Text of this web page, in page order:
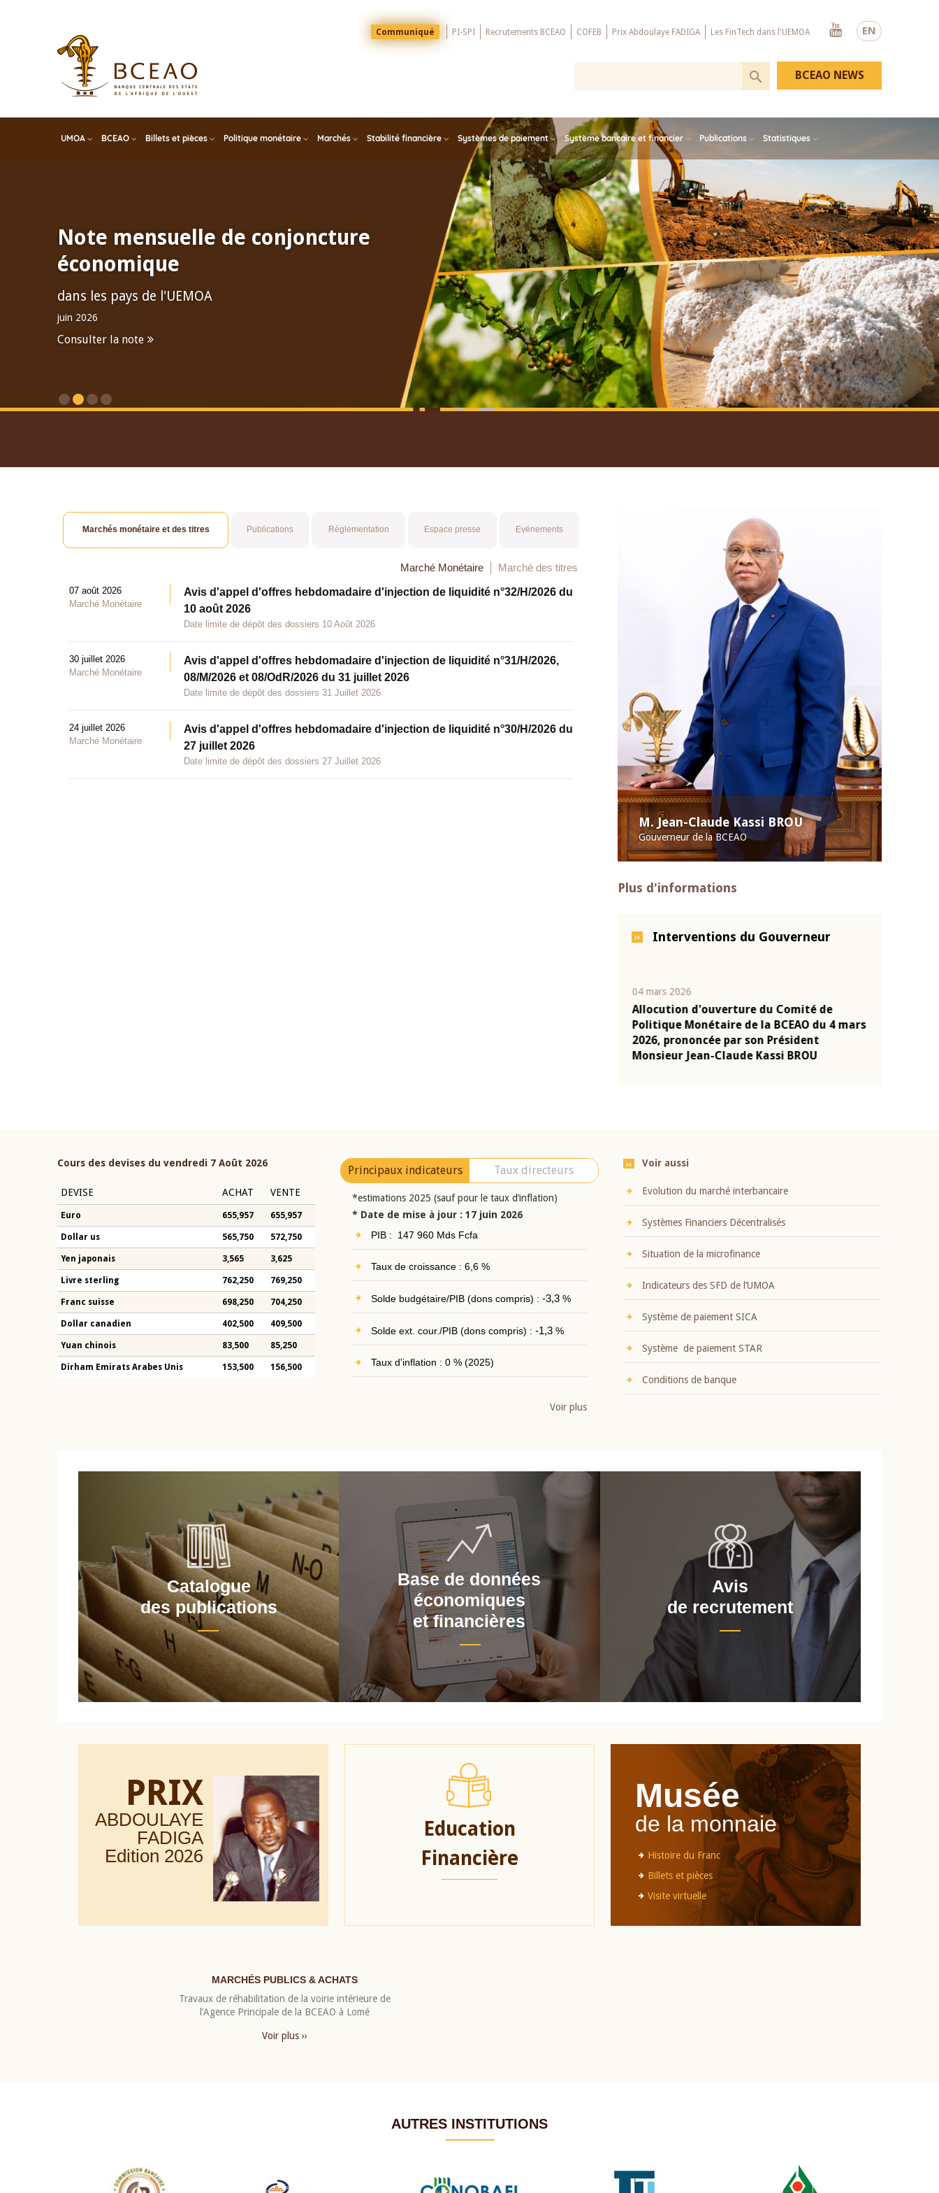
EN
Menu
Top
Communiqué PI-SPI Recrutements BCEAO COFEB Prix Abdoulaye FADIGA Les FinTech dans l'UEMOA
Youtube
UMOA BCEAO Billets et pièces Politique monétaire Marchés Stabilité financière Systèmes de paiement Système bancaire et financier Publications Statistiques
BCEAO NEWS
Note mensuelle de conjoncture
économique
dans les pays de l'UEMOA
juin 2026
Consulter la note
M. Jean-Claude Kassi BROU
Gouverneur de la BCEAO
Plus d'informations
Interventions du Gouverneur
04 mars 2026
Allocution d'ouverture du Comité de
Politique Monétaire de la BCEAO du 4 mars
2026, prononcée par son Président
Monsieur Jean-Claude Kassi BROU
Marchés monétaire et des titres Publications Réglementation Espace presse Evénements
Marché Monétaire Marché des titres
07 août 2026
Marché Monétaire
Avis d'appel d'offres hebdomadaire d'injection de liquidité n°32/H/2026 du
10 août 2026
Date limite de dépôt des dossiers 10 Août 2026
30 juillet 2026
Marché Monétaire
Avis d'appel d'offres hebdomadaire d'injection de liquidité n°31/H/2026,
08/M/2026 et 08/OdR/2026 du 31 juillet 2026
Date limite de dépôt des dossiers 31 Juillet 2026
24 juillet 2026
Marché Monétaire
Avis d'appel d'offres hebdomadaire d'injection de liquidité n°30/H/2026 du
27 juillet 2026
Date limite de dépôt des dossiers 27 Juillet 2026
Cours des devises du vendredi 7 Août 2026
DEVISE ACHAT VENTE
Euro 655,957 655,957
Dollar us 565,750 572,750
Yen japonais 3,565 3,625
Livre sterling 762,250 769,250
Franc suisse 698,250 704,250
Dollar canadien 402,500 409,500
Yuan chinois 83,500 85,250
Dirham Emirats Arabes Unis 153,500 156,500
Principaux indicateurs Taux directeurs
*estimations 2025 (sauf pour le taux d’inflation)
* Date de mise à jour : 17 juin 2026
PIB : 147 960 Mds Fcfa
Taux de croissance : 6,6 %
Solde budgétaire/PIB (dons compris) : -3,3%
Solde ext. cour./PIB (dons compris) : -1,3%
Taux d'inflation : 0 % (2025)
Voir plus
Voir aussi
Evolution du marché interbancaire
Systèmes Financiers Décentralisés
Situation de la microfinance
Indicateurs des SFD de l’UMOA
Système de paiement SICA
Système de paiement STAR
Conditions de banque
Catalogue
des publications
Base de données
économiques
et financières
Avis
de recrutement
PRIX
ABDOULAYE
FADIGA
Edition 2026
Education
Financière
Musée
de la monnaie
Histoire du Franc
Billets et pièces
Visite virtuelle
MARCHÉS PUBLICS & ACHATS
Travaux de réhabilitation de la voirie intérieure de
l’Agence Principale de la BCEAO à Lomé
Voir plus ››
AUTRES INSTITUTIONS